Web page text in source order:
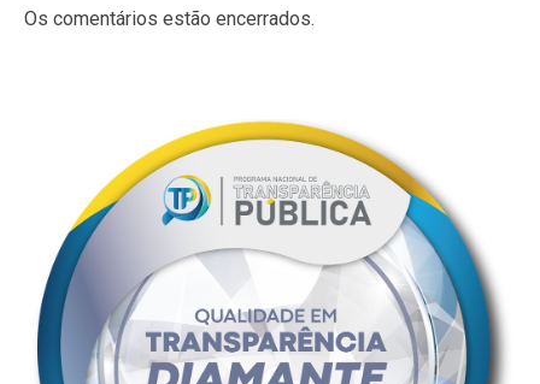
Os comentários estão encerrados.